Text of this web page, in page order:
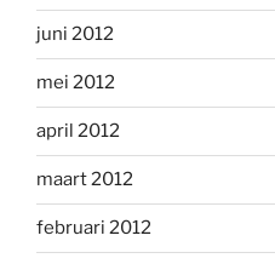
juni 2012
mei 2012
april 2012
maart 2012
februari 2012